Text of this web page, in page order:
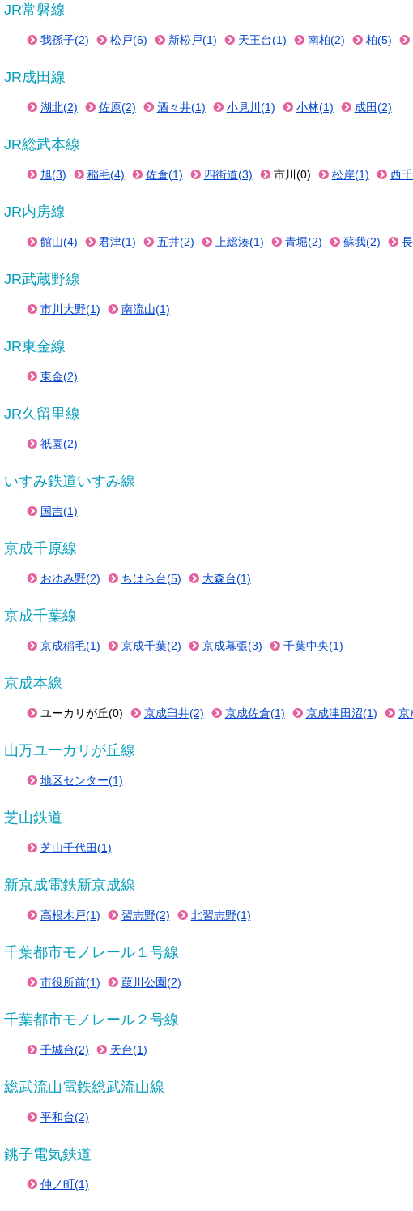
JR常磐線
我孫子(2) 松戸(6) 新松戸(1) 天王台(1) 南柏(2) 柏(5)
JR成田線
湖北(2) 佐原(2) 酒々井(1) 小見川(1) 小林(1) 成田(2)
JR総武本線
旭(3) 稲毛(4) 佐倉(1) 四街道(3) 市川(0) 松岸(1) 西
JR内房線
館山(4) 君津(1) 五井(2) 上総湊(1) 青堀(2) 蘇我(2)
JR武蔵野線
市川大野(1) 南流山(1)
JR東金線
東金(2)
JR久留里線
祇園(2)
いすみ鉄道いすみ線
国吉(1)
京成千原線
おゆみ野(2) ちはら台(5) 大森台(1)
京成千葉線
京成稲毛(1) 京成千葉(2) 京成幕張(3) 千葉中央(1)
京成本線
ユーカリが丘(0) 京成臼井(2) 京成佐倉(1) 京成津田沼(1) 京
山万ユーカリが丘線
地区センター(1)
芝山鉄道
芝山千代田(1)
新京成電鉄新京成線
高根木戸(1) 習志野(2) 北習志野(1)
千葉都市モノレール１号線
市役所前(1) 葭川公園(2)
千葉都市モノレール２号線
千城台(2) 天台(1)
総武流山電鉄総武流山線
平和台(2)
銚子電気鉄道
仲ノ町(1)